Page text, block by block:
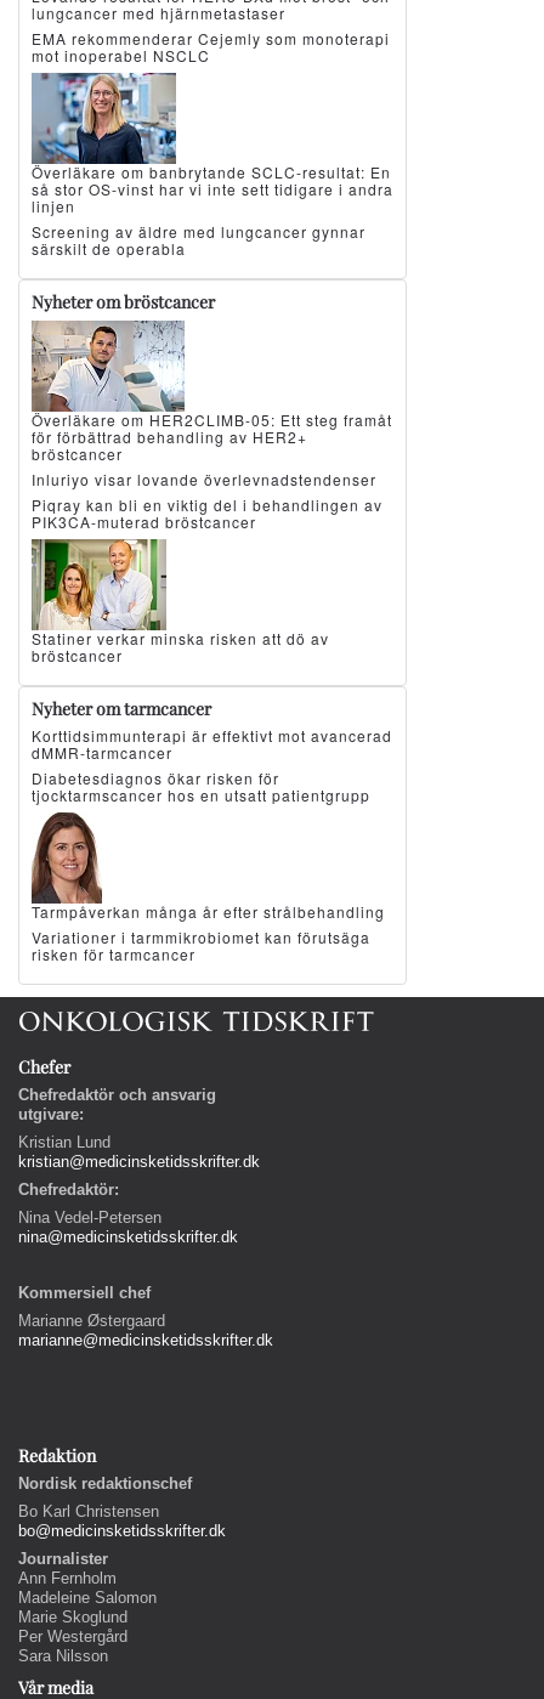
lungcancer med hjärnmetastaser
EMA rekommenderar Cejemly som monoterapi
mot inoperabel NSCLC
Överläkare om banbrytande SCLC-resultat: En
så stor OS-vinst har vi inte sett tidigare i andra
linjen
Screening av äldre med lungcancer gynnar
särskilt de operabla
Nyheter om bröstcancer
Överläkare om HER2CLIMB-05: Ett steg framåt
för förbättrad behandling av HER2+
bröstcancer
Inluriyo visar lovande överlevnadstendenser
Piqray kan bli en viktig del i behandlingen av
PIK3CA-muterad bröstcancer
Statiner verkar minska risken att dö av
bröstcancer
Nyheter om tarmcancer
Korttidsimmunterapi är effektivt mot avancerad
dMMR-tarmcancer
Diabetesdiagnos ökar risken för
tjocktarmscancer hos en utsatt patientgrupp
Tarmpåverkan många år efter strålbehandling
Variationer i tarmmikrobiomet kan förutsäga
risken för tarmcancer
Chefer
Chefredaktör och ansvarig
utgivare:
Kristian Lund
kristian@medicinsketidsskrifter.dk
Chefredaktör:
Nina Vedel-Petersen
nina@medicinsketidsskrifter.dk
Kommersiell chef
Marianne Østergaard
marianne@medicinsketidsskrifter.dk
Redaktion
Nordisk redaktionschef
Bo Karl Christensen
bo@medicinsketidsskrifter.dk
Journalister
Ann Fernholm
Madeleine Salomon
Marie Skoglund
Per Westergård
Sara Nilsson
Vår media